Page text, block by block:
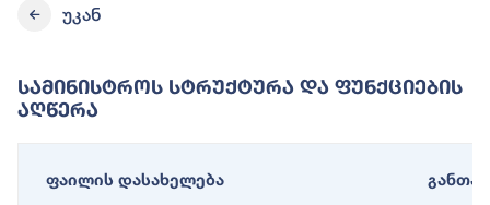
უკან
Სამინისტროს Სტრუქტურა Და Ფუნქციების
Აღწერა
ფაილის დასახელება